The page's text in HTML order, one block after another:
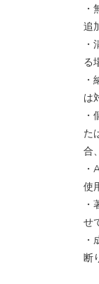
追
る
は
た
合
使
せ
断